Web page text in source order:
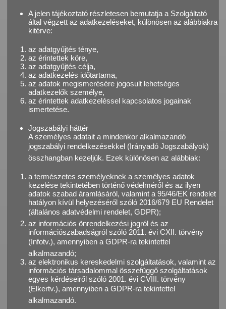
A jelen tájékoztató részletesen bemutatja a Szolgáltató
által végzett az adatkezeléseket, különösen az alábbiakra
kitérve:
az adatgyűjtés ténye,
az érintettek köre,
az adatgyűjtés célja,
az adatkezelés időtartama,
az adatok megismerésére jogosult lehetséges
adatkezelők személye,
az érintettek adatkezeléssel kapcsolatos jogainak
ismertetése.
Jogszabályi háttér
A személyes adatait a mindenkor alkalmazandó
jogszabályi rendelkezésekkel (Irányadó Jogszabályok)
összhangban kezeljük. Ezek különösen az alábbiak:
a természetes személyeknek a személyes adatok
kezelése tekintetében történő védelméről és az ilyen
adatok szabad áramlásáról, valamint a 95/46/EK rendelet
hatályon kívül helyezéséről szóló 2016/679 EU Rendelet
(általános adatvédelmi rendelet, GDPR);
az információs önrendelkezési jogról és az
információszabadságról szóló 2011. évi CXII. törvény
(Infotv.), amennyiben a GDPR-ra tekintettel
alkalmazandó;
az elektronikus kereskedelmi szolgáltatások, valamint az
információs társadalommal összefüggő szolgáltatások
egyes kérdéseiről szóló 2001. évi CVIII. törvény
(Elkertv.), amennyiben a GDPR-ra tekintettel
alkalmazandó.